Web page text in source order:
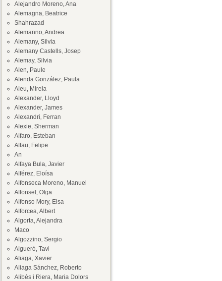
Alejandro Moreno, Ana
Alemagna, Beatrice
Shahrazad
Alemanno, Andrea
Alemany, Silvia
Alemany Castells, Josep
Alemay, Silvia
Alen, Paule
Alenda González, Paula
Aleu, Mireia
Alexander, Lloyd
Alexander, James
Alexandri, Ferran
Alexie, Sherman
Alfaro, Esteban
Alfau, Felipe
An
Alfaya Bula, Javier
Alférez, Eloísa
Alfonseca Moreno, Manuel
Alfonsel, Olga
Alfonso Mory, Elsa
Alforcea, Albert
Algorta, Alejandra
Maco
Algozzino, Sergio
Algueró, Tavi
Aliaga, Xavier
Aliaga Sánchez, Roberto
Alibés i Riera, Maria Dolors